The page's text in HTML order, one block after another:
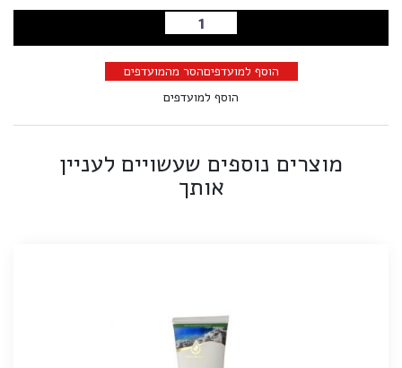
הוספה לסל
הוסף למועדפיםהסר מהמועדפים
הוסף למועדפים
מוצרים נוספים שעשויים לעניין
אותך